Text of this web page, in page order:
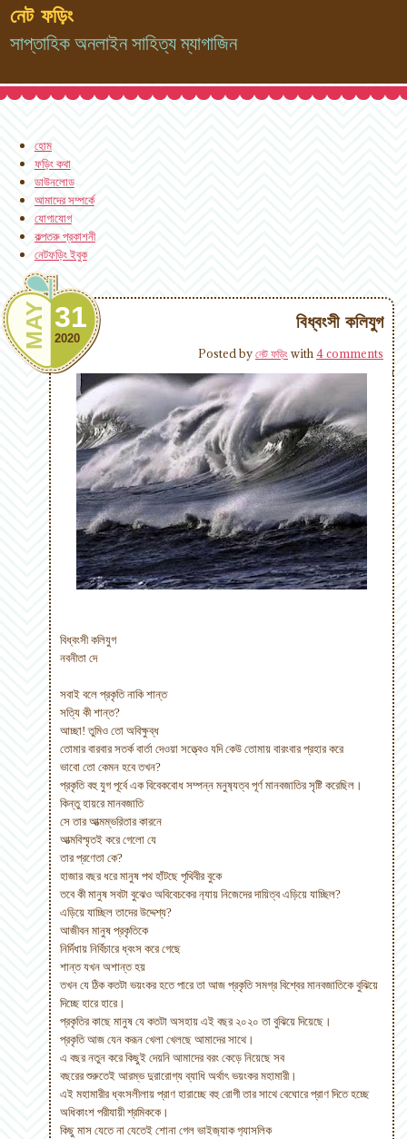
নেট ফড়িং
সাপ্তাহিক অনলাইন সাহিত্য ম্যাগাজিন
হোম
ফড়িং কথা
ডাউনলোড
আমাদের সম্পর্কে
যোগাযোগ
কল্পতরু প্রকাশনী
নেটফড়িং ইবুক
বিধ্বংসী কলিযুগ
MAY 31
2020
Posted byনেট ফড়িং with4 comments
বিধ্বংসী কলিযুগ
নবনীতা দে
সবাই বলে প্রকৃতি নাকি শান্ত
সত্যি কী শান্ত?
আচ্ছা! তুমিও তো অবিক্ষুব্ধ
তোমার বারবার সতর্ক বার্তা দেওয়া সত্ত্বেও যদি কেউ তোমায় বারংবার প্রহার করে
ভাবো তো কেমন হবে তখন?
প্রকৃতি বহু যুগ পূর্বে এক বিবেকবোধ সম্পন্ন মনুষ‍্যত্ব পূর্ণ মানবজাতির সৃষ্টি করেছিল।
কিন্তু হায়রে মানবজাতি
সে তার আত্মম্ভরিতার কারনে
আত্মবিস্মৃতই করে গেলো যে
তার প্রণেতা কে?
হাজার বছর ধরে মানুষ পথ হাঁটছে পৃথিবীর বুকে
তবে কী মানুষ সবটা বুঝেও অবিবেচকের ন‍্যায় নিজেদের দায়িত্ব এড়িয়ে যাচ্ছিল?
এড়িয়ে যাচ্ছিল তাদের উদ্দেশ্য?
আজীবন মানুষ প্রকৃতিকে
নির্দিধায় নির্বিচারে ধ্বংস করে গেছে
শান্ত যখন অশান্ত হয়
তখন যে ঠিক কতটা ভয়ংকর হতে পারে তা আজ প্রকৃতি সমগ্র বিশ্বের মানবজাতিকে বুঝিয়ে
দিচ্ছে হারে হারে।
প্রকৃতির কাছে মানুষ যে কতটা অসহায় এই বছর ২০২০ তা বুঝিয়ে দিয়েছে।
প্রকৃতি আজ যেন করূন খেলা খেলছে আমাদের সাথে।
এ বছর নতুন করে কিছুই দেয়নি আমাদের বরং কেড়ে নিয়েছে সব
বছরের শুরুতেই আরম্ভ দুরারোগ্য ব্যাধি অর্থাৎ ভয়ংকর মহামারী।
এই মহামারীর ধ্বংসলীলায় প্রাণ হারাচ্ছে বহু রোগী তার সাথে বেঘোরে প্রাণ দিতে হচ্ছে
অধিকাংশ পরীযায়ী শ্রমিককে।
কিছু মাস যেতে না যেতেই শোনা গেল ভাইজ‍্যাক গ‍্যাসলিক